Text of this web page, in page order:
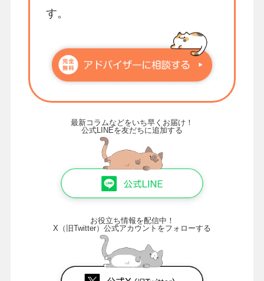
す。
最新コラムなどをいち早くお届け！
公式LINEを友だちに追加する
お役立ち情報を配信中！
X（旧Twitter）公式アカウントをフォローする